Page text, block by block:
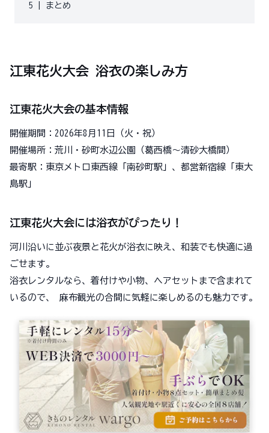
5
まとめ
江東花火大会 浴衣の楽しみ方
江東花火大会の基本情報
開催期間：2026年8月11日（火・祝）
開催場所：荒川・砂町水辺公園（葛西橋〜清砂大橋間）
最寄駅：東京メトロ東西線「南砂町駅」、都営新宿線「東大
島駅」
江東花火大会には浴衣がぴったり！
河川沿いに並ぶ夜景と花火が浴衣に映え、和装でも快適に過
ごせます。
浴衣レンタルなら、着付けや小物、ヘアセットまで含まれて
いるので、 麻布観光の合間に気軽に楽しめるのも魅力です。